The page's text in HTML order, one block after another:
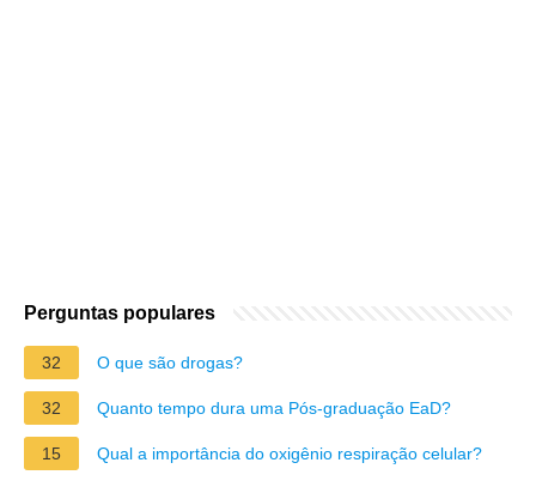
Perguntas populares
32 O que são drogas?
32 Quanto tempo dura uma Pós-graduação EaD?
15 Qual a importância do oxigênio respiração celular?